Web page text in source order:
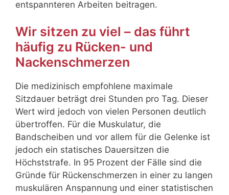
entspannteren Arbeiten beitragen.
Wir sitzen zu viel – das führt
häufig zu Rücken- und
Nackenschmerzen
Die medizinisch empfohlene maximale
Sitzdauer beträgt drei Stunden pro Tag. Dieser
Wert wird jedoch von vielen Personen deutlich
übertroffen. Für die Muskulatur, die
Bandscheiben und vor allem für die Gelenke ist
jedoch ein statisches Dauersitzen die
Höchststrafe. In 95 Prozent der Fälle sind die
Gründe für Rückenschmerzen in einer zu langen
muskulären Anspannung und einer statistischen